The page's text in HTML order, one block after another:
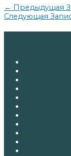
по
← Предыдущая
Следующая